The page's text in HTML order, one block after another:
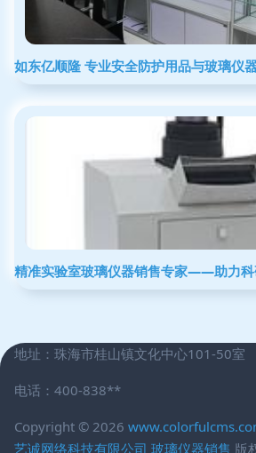
如东亿顺隆 专业安全防护用品与玻璃仪
精准实验室玻璃仪器销售专家——助力科
地址：珠海市桂山镇文化中心101-50室
电话：400-838**
Copyright © 2026
艺诚网络科技有限公司 玻璃仪器销售 版